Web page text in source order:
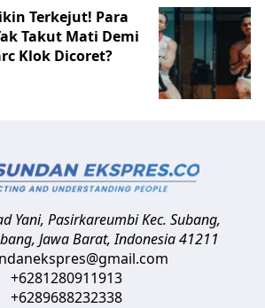
Terkejut! Para
Takut Mati Demi
Klok Dicoret?
Yani, Pasirkareumbi Kec. Subang,
Jawa Barat,Indonesia41211
+6281280911913
+6289688232338